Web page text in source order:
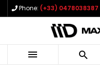
Phone: (+33) 0478038387
 